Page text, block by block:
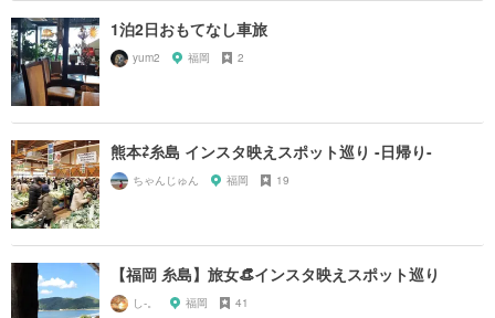
1泊2日おもてなし車旅
yum2 福岡 2
熊本⇄糸島 インスタ映えスポット巡り -日帰り-
ちゃんじゅん 福岡 19
【福岡 糸島】旅女👒インスタ映えスポット巡り
し-。 福岡 41